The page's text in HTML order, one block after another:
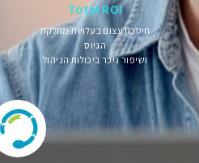
Total ROI
חיסכון עצום בעלויות מחלקת
הגיוס
ושיפור ניכר ביכולות הניהול